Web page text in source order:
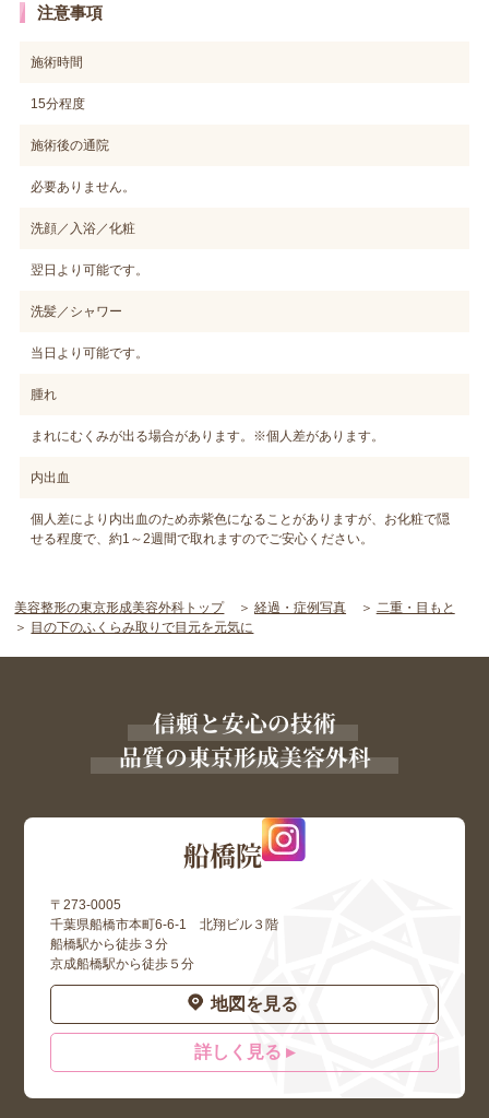
注意事項
施術時間
15分程度
施術後の通院
必要ありません。
洗顔／入浴／化粧
翌日より可能です。
洗髪／シャワー
当日より可能です。
腫れ
まれにむくみが出る場合があります。※個人差があります。
内出血
個人差により内出血のため赤紫色になることがありますが、お化粧で隠
せる程度で、約1～2週間で取れますのでご安心ください。
美容整形の東京形成美容外科トップ 経過・症例写真
二重・目もと
目の下のふくらみ取りで目元を元気に
信頼と安心の技術
品質の東京形成美容外科
船橋院
〒273-0005
千葉県船橋市本町6-6-1 北翔ビル３階
船橋駅から徒歩３分
京成船橋駅から徒歩５分
地図を見る
詳しく見る ▸